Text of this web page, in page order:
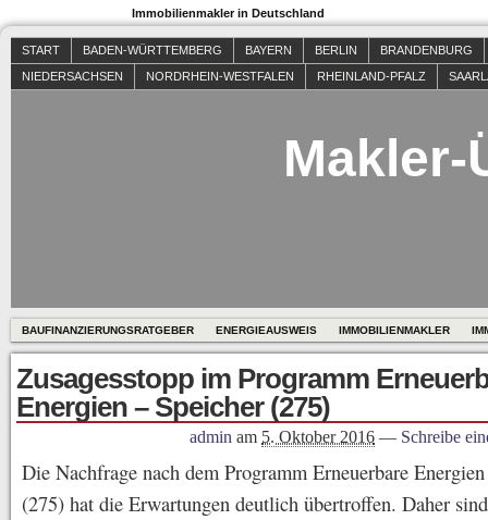
Immobilienmakler in Deutschland
START BADEN-WÜRTTEMBERG BAYERN BERLIN
BRANDENBURG
NIEDERSACHSEN
NORDRHEIN-WESTFALEN RHEINLAND-PFALZ
Makler-
BAUFINANZIERUNGSRATGEBER ENERGIEAUSWEIS IMMOBILIENMAKLER
Zusagesstopp im Programm
Energien – Speicher (275)
admin am 5. Oktober 2016 — Schreibe
Die Nachfrage nach dem Programm Erneuerbare
(275) hat die Erwartungen deutlich übertroffen. Daher